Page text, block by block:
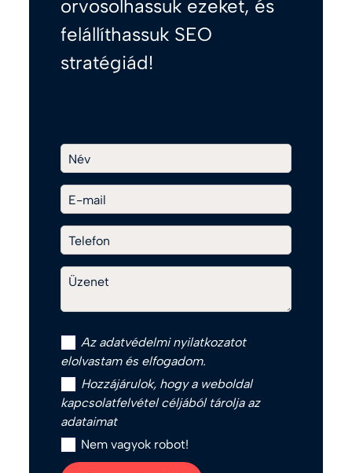
orvosolhassuk ezeket, és
felállíthassuk SEO
stratégiád!
Név
E-mail
Telefon
Üzenet
Az adatvédelmi nyilatkozatot
elolvastam és elfogadom.
Hozzájárulok, hogy a weboldal
kapcsolatfelvétel céljából tárolja az
adataimat
Nem vagyok robot!